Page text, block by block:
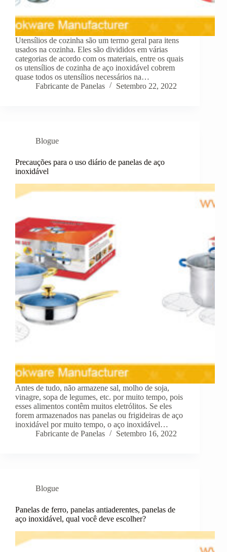
Utensílios de cozinha são um termo geral para itens
usados na cozinha. Eles são divididos em várias
categorias de acordo com os materiais, entre os quais
os utensílios de cozinha de aço inoxidável cobrem
quase todos os utensílios necessários na…
Fabricante de Panelas
Setembro 22, 2022
Blogue
Precauções para o uso diário de panelas de aço
inoxidável
Antes de tudo, não armazene sal, molho de soja,
vinagre, sopa de legumes, etc. por muito tempo, pois
esses alimentos contêm muitos eletrólitos. Se eles
forem armazenados nas panelas ou frigideiras de aço
inoxidável por muito tempo, o aço inoxidável…
Fabricante de Panelas
Setembro 16, 2022
Blogue
Panelas de ferro, panelas antiaderentes, panelas de
aço inoxidável, qual você deve escolher?